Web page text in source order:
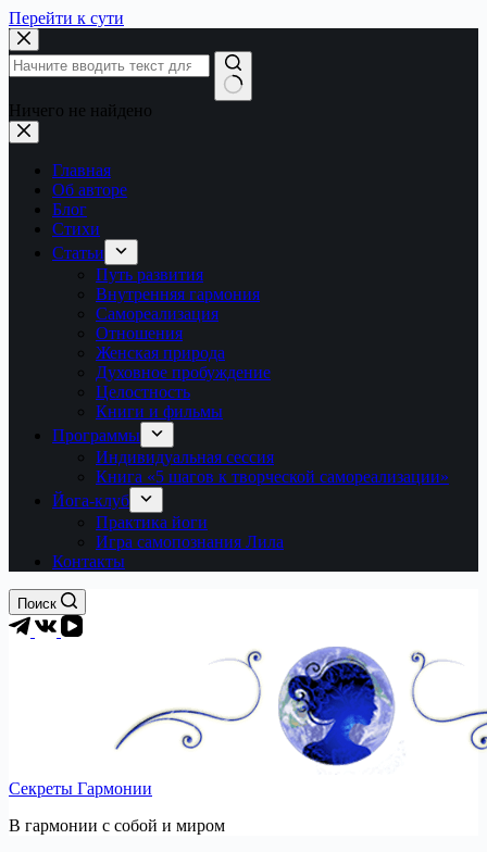
Перейти к сути
Ничего не найдено
Главная
Об авторе
Блог
Стихи
Статьи
Путь развития
Внутренняя гармония
Самореализация
Отношения
Женская природа
Духовное пробуждение
Целостность
Книги и фильмы
Программы
Индивидуальная сессия
Книга «5 шагов к творческой самореализации»
Йога-клуб
Практика йоги
Игра самопознания Лила
Контакты
Поиск
Секреты Гармонии
В гармонии c собой и миром